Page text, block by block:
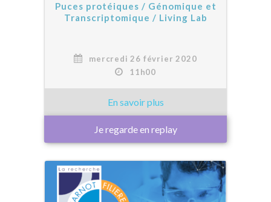
Puces protéiques / Génomique et
Transcriptomique / Living Lab
mercredi 26 février 2020
11h00
Je regarde en replay